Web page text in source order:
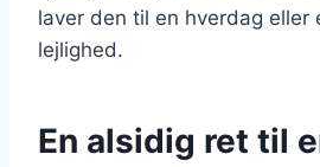
laver den til en hverdag eller
lejlighed.
En alsidig ret til